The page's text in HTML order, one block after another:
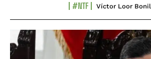
#NTF Víctor Loor